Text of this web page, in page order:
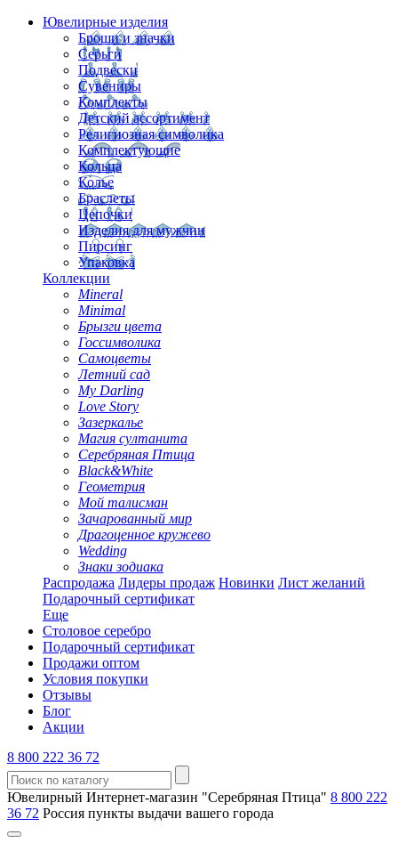
Ювелирные изделия
Броши и значки
Серьги
Подвески
Сувениры
Комплекты
Детский ассортимент
Религиозная символика
Комплектующие
Кольца
Колье
Браслеты
Цепочки
Изделия для мужчин
Пирсинг
Упаковка
Коллекции
Mineral
Minimal
Брызги цвета
Госсимволика
Самоцветы
Летний сад
My Darling
Love Story
Зазеркалье
Магия султанита
Серебряная Птица
Black&White
Геометрия
Мой талисман
Зачарованный мир
Драгоценное кружево
Wedding
Знаки зодиака
Распродажа Лидеры продаж Новинки Лист желаний
Подарочный сертификат
Еще
Столовое серебро
Подарочный сертификат
Продажи оптом
Условия покупки
Отзывы
Блог
Акции
8 800 222 36 72
Ювелирный Интернет-магазин "Серебряная Птица" 8 800 222
36 72 Россия пункты выдачи вашего города